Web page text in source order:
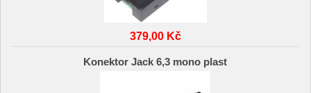
379,00 Kč
Konektor Jack 6,3 mono plast